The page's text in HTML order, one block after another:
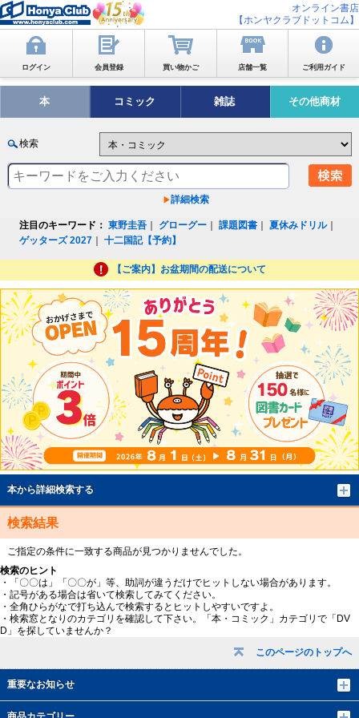
オンライン書店
【ホンヤクラブドットコム】
ログイン 会員登録 買い物かご 店舗一覧 ご利用ガイド
本 コミック 雑誌 その他商材
検索
詳細検索
注目のキーワード： 東野圭吾 グローグー ｜課題図書 ｜夏休みドリル｜
ゲッターズ 2027 ｜十二国記【予約】
【ご案内】お盆期間の配送について
このページのトップへ
重要なお知らせ
本から詳細検索する
検索結果
ご指定の条件に一致する商品が見つかりませんでした。
検索のヒント
・「〇〇は」「〇〇が」等、助詞が違うだけでヒットしない場合があります。
・記号がある場合は省いて検索してみてください。
・全角ひらがなで打ち込んで検索するとヒットしやすいですよ。
・検索窓となりのカテゴリを確認して下さい。「本・コミック」カテゴリで「DV
D」を探していませんか？